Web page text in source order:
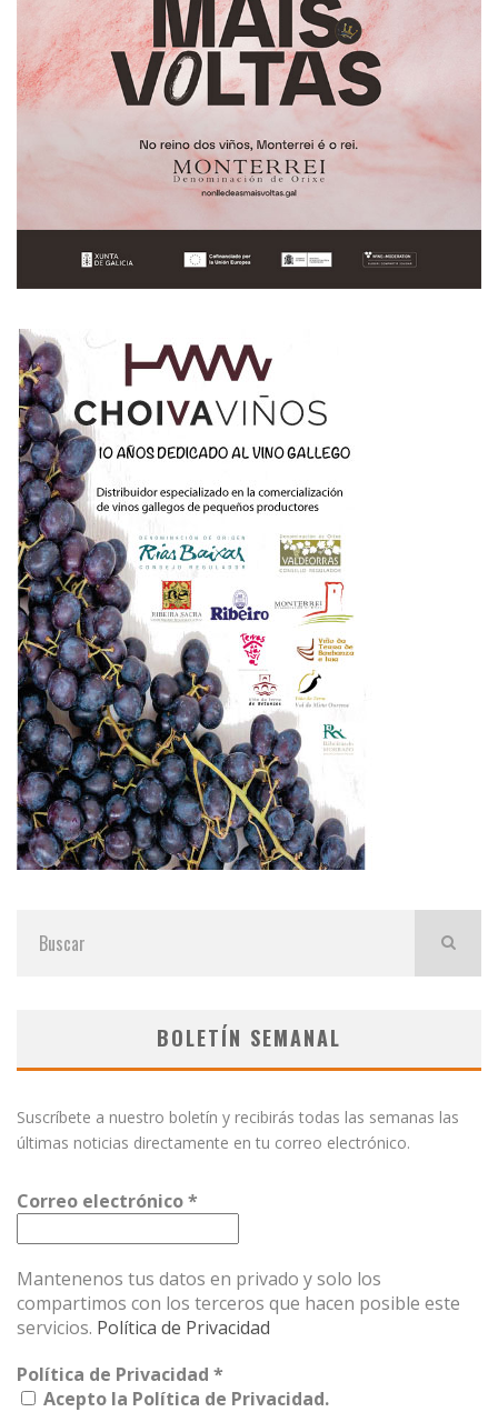
BOLETÍN SEMANAL
Suscríbete a nuestro boletín y recibirás todas las semanas las
últimas noticias directamente en tu correo electrónico.
Correo electrónico*
Mantenenos tus datos en privado y solo los
compartimos con los terceros que hacen posible este
servicios. Política de Privacidad
Política de Privacidad *
Acepto la Política de Privacidad.